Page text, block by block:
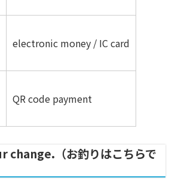
electronic money / IC card
QR code payment
change.（お釣りはこちらで